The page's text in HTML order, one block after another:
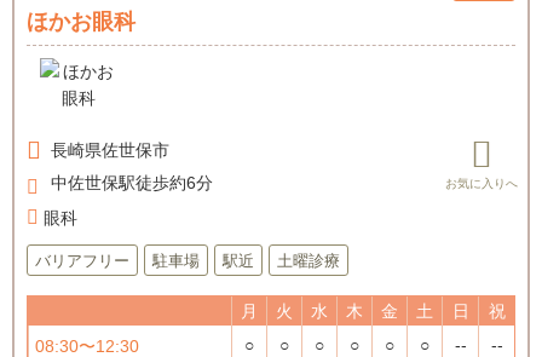
ほかお眼科
長崎県佐世保市
中佐世保駅徒歩約6分
眼科
バリアフリー 駐車場 駅近 土曜診療
月 火 水 木 金 土 日
祝
08:30〜12:30
○ ○ ○ ○ ○ ○ -- --